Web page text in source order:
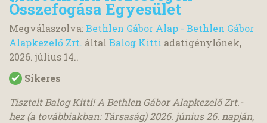
Összefogása Egyesület
Megválaszolva:Bethlen Gábor Alap - Bethlen Gábor
Alapkezelő Zrt. által Balog Kitti adatigénylőnek,
2026. július 14..
Sikeres
Tisztelt Balog Kitti! A Bethlen Gábor Alapkezelő Zrt.-
hez (a továbbiakban: Társaság) 2026. június 26. napján,